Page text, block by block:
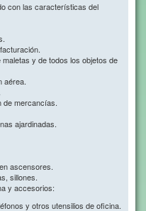
con las características del
y de todos los objetos de
aérea.
de mercancías.
ajardinadas.
ascensores.
sillones.
y accesorios:
y otros utensilios de oficina.